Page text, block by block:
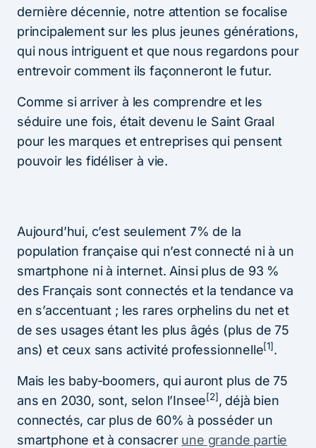
dernière décennie, notre attention se focalise
principalement sur les plus jeunes générations,
qui nous intriguent et que nous regardons pour
entrevoir comment ils façonneront le futur.
Comme si arriver à les comprendre et les
séduire une fois, était devenu le Saint Graal
pour les marques et entreprises qui pensent
pouvoir les fidéliser à vie.
Aujourd’hui, c’est seulement 7% de la
population française qui n’est connecté ni à un
smartphone ni à internet. Ainsi plus de 93 %
des Français sont connectés et la tendance va
en s’accentuant ; les rares orphelins du net et
de ses usages étant les plus âgés (plus de 75
ans) et ceux sans activité professionnelle[1].
Mais les baby-boomers, qui auront plus de 75
ans en 2030, sont, selon l’Insee[2], déjà bien
connectés, car plus de 60% à posséder un
smartphone et à consacrer une grande partie